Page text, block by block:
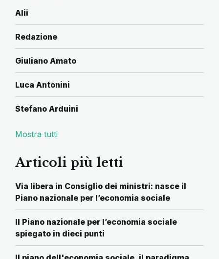
Alii
Redazione
Giuliano Amato
Luca Antonini
Stefano Arduini
Mostra tutti
Articoli più letti
Via libera in Consiglio dei ministri: nasce il
Piano nazionale per l’economia sociale
Il Piano nazionale per l’economia sociale
spiegato in dieci punti